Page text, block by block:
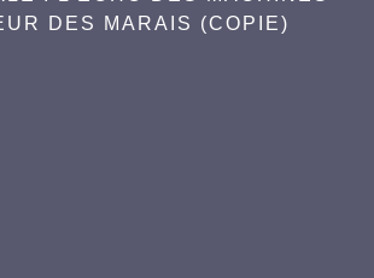
DES MARAIS (COPIE)